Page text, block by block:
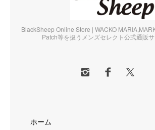
BlackSheep Online Store | WACKO
Patch等を扱うメンズセレクト公式通販サ
ホーム